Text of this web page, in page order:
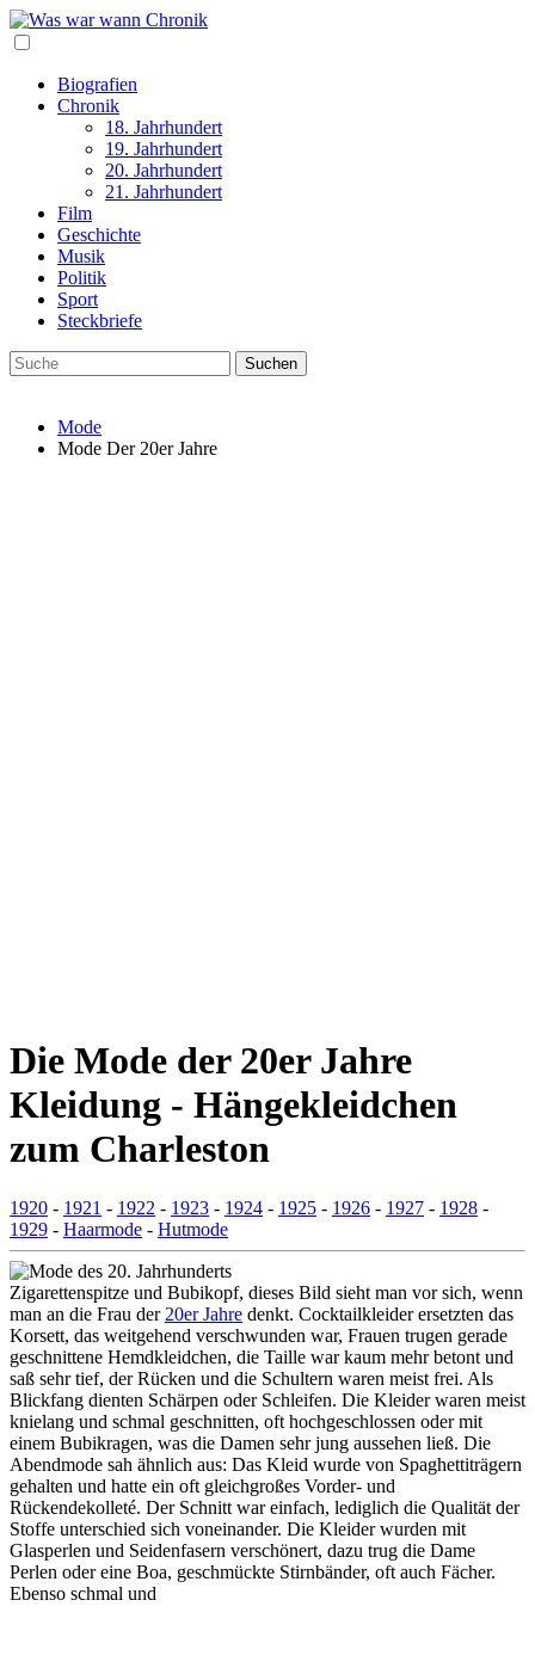
Biografien
Chronik
18. Jahrhundert
19. Jahrhundert
20. Jahrhundert
21. Jahrhundert
Film
Geschichte
Musik
Politik
Sport
Steckbriefe
Mode
Mode Der 20er Jahre
Die Mode der 20er Jahre
Kleidung - Hängekleidchen
zum Charleston
1920 - 1921 - 1922 - 1923 - 1924 - 1925 - 1926 - 1927 - 1928 -
1929 - Haarmode - Hutmode
Zigarettenspitze und Bubikopf, dieses Bild sieht man vor sich, wenn
man an die Frau der 20er Jahre denkt. Cocktailkleider ersetzten das
Korsett, das weitgehend verschwunden war, Frauen trugen gerade
geschnittene Hemdkleidchen, die Taille war kaum mehr betont und
saß sehr tief, der Rücken und die Schultern waren meist frei. Als
Blickfang dienten Schärpen oder Schleifen. Die Kleider waren meist
knielang und schmal geschnitten, oft hochgeschlossen oder mit
einem Bubikragen, was die Damen sehr jung aussehen ließ. Die
Abendmode sah ähnlich aus: Das Kleid wurde von Spaghettiträgern
gehalten und hatte ein oft gleichgroßes Vorder- und
Rückendekolleté. Der Schnitt war einfach, lediglich die Qualität der
Stoffe unterschied sich voneinander. Die Kleider wurden mit
Glasperlen und Seidenfasern verschönert, dazu trug die Dame
Perlen oder eine Boa, geschmückte Stirnbänder, oft auch Fächer.
Ebenso schmal und